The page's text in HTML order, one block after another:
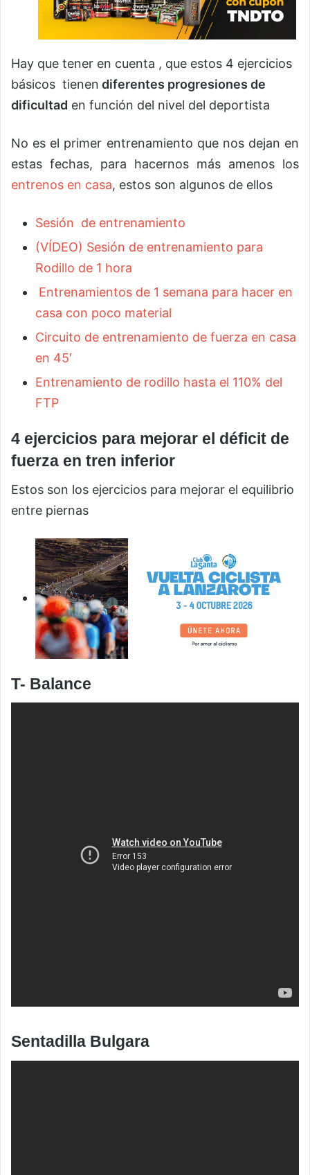
Hay que tener en cuenta , que estos 4 ejercicios
básicos tienen diferentes progresiones de
dificultad en función del nivel del deportista
No es el primer entrenamiento que nos dejan en
estas fechas, para hacernos más amenos los
entrenos en casa, estos son algunos de ellos
Sesión de entrenamiento
(VÍDEO) Sesión de entrenamiento para
Rodillo de 1 hora
Entrenamientos de 1 semana para hacer en
casa con poco material
Circuito de entrenamiento de fuerza en casa
en 45′
Entrenamiento de rodillo hasta el 110% del
FTP
4 ejercicios para mejorar el déficit de
fuerza en tren inferior
Estos son los ejercicios para mejorar el equilibrio
entre piernas
T- Balance
Sentadilla Bulgara